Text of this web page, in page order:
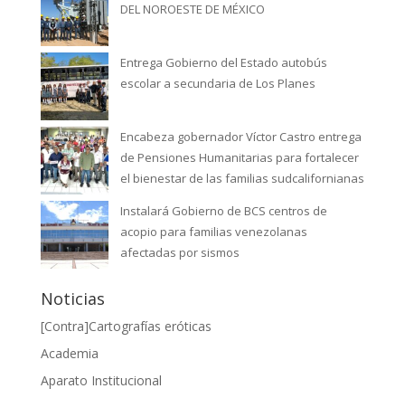
DEL NOROESTE DE MÉXICO
Entrega Gobierno del Estado autobús
escolar a secundaria de Los Planes
Encabeza gobernador Víctor Castro entrega
de Pensiones Humanitarias para fortalecer
el bienestar de las familias sudcalifornianas
Instalará Gobierno de BCS centros de
acopio para familias venezolanas
afectadas por sismos
Noticias
[Contra]Cartografías eróticas
Academia
Aparato Institucional